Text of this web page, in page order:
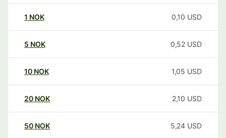
1 NOK 0,10 USD
5 NOK 0,52 USD
10 NOK 1,05 USD
20 NOK 2,10 USD
50 NOK 5,24 USD